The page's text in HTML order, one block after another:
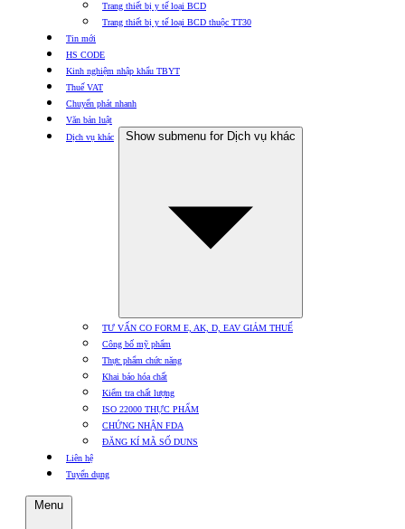
Trang thiết bị y tế loại BCD
Trang thiết bị y tế loại BCD thuộc TT30
Tin mới
HS CODE
Kinh nghiệm nhập khẩu TBYT
Thuế VAT
Chuyển phát nhanh
Văn bản luật
Dịch vụ khác
Show submenu for Dịch vụ khác
TƯ VẤN CO FORM E, AK, D, EAV GIẢM THUẾ
Công bố mỹ phẩm
Thực phẩm chức năng
Khai báo hóa chất
Kiểm tra chất lượng
ISO 22000 THỰC PHẨM
CHỨNG NHẬN FDA
ĐĂNG KÍ MÃ SỐ DUNS
Liên hệ
Tuyển dụng
Menu